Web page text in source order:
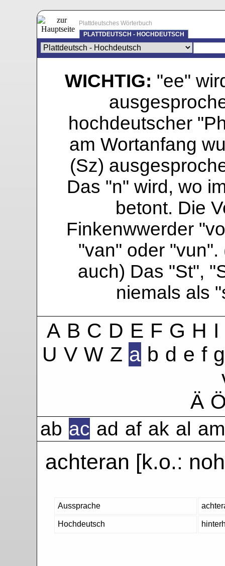
Plattdeutsches Wörterbuch
PLATTDEUTSCH - HOCHDEUTSCH
WICHTIG: "ee"
hochdeutscher
am Wortanfang
(Sz)
Das "n" wird, wo
betont. Die
Finkenwwerder
"van" oder "vun".
auch) Das "St",
niemals als
A B C D E F G H I
U V W Z a b d e f g
Ä
ab ac ad af ak al am
achteran [k.o.:
Aussprache
Hochdeutsch